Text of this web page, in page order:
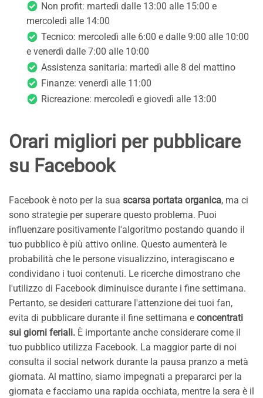
Non profit: martedì dalle 13:00 alle 15:00 e
mercoledì alle 14:00
Tecnico: mercoledì alle 6:00 e dalle 9:00 alle 10:00
e venerdì dalle 7:00 alle 10:00
Assistenza sanitaria: martedì alle 8 del mattino
Finanze: venerdì alle 11:00
Ricreazione: mercoledì e giovedì alle 13:00
Orari migliori per pubblicare
su Facebook
Facebook è noto per la sua scarsa portata organica, ma ci
sono strategie per superare questo problema. Puoi
influenzare positivamente l'algoritmo postando quando il
tuo pubblico è più attivo online. Questo aumenterà le
probabilità che le persone visualizzino, interagiscano e
condividano i tuoi contenuti. Le ricerche dimostrano che
l'utilizzo di Facebook diminuisce durante i fine settimana.
Pertanto, se desideri catturare l'attenzione dei tuoi fan,
evita di pubblicare durante il fine settimana e concentrati
sui giorni feriali. È importante anche considerare come il
tuo pubblico utilizza Facebook. La maggior parte di noi
consulta il social network durante la pausa pranzo a metà
giornata. Al mattino, siamo impegnati a prepararci per la
giornata e facciamo una rapida occhiata, mentre la sera è il